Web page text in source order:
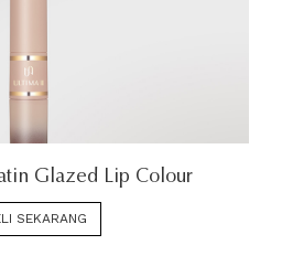
Glazed Lip Colour
SEKARANG